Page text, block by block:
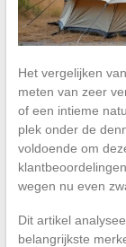
Het vergelijken
meten van zeer
of een intieme
plek onder de
voldoende om
wegen nu even
Dit artikel
belangrijkste